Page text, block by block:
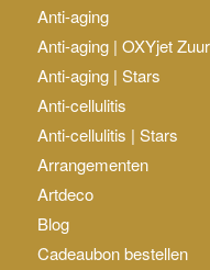
Anti-aging
Anti-aging | OXYjet
Anti-aging | Stars
Anti-cellulitis
Anti-cellulitis | Stars
Arrangementen
Artdeco
Blog
Cadeaubon bestellen